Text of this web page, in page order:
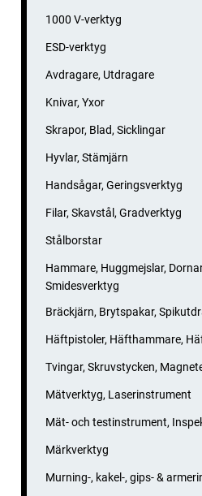
1000 V-verktyg
ESD-verktyg
Avdragare, Utdragare
Knivar, Yxor
Skrapor, Blad, Sicklingar
Hyvlar, Stämjärn
Handsågar, Geringsverktyg
Filar, Skavstål, Gradverktyg
Stålborstar
Hammare, Huggmejslar,
Smidesverktyg
Bräckjärn, Brytspakar,
Häftpistoler, Häfthammare,
Tvingar, Skruvstycken,
Mätverktyg, Laserinstrument
Mät- och testinstrument,
Märkverktyg
Murning-, kakel-, gips- &